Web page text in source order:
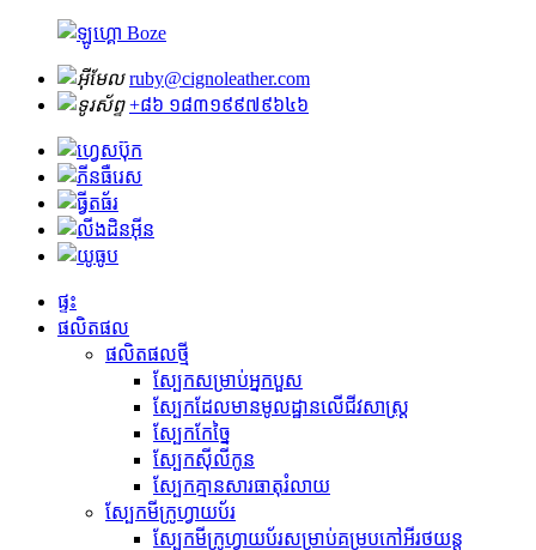
ruby@cignoleather.com
+៨៦ ១៨៣១៩៩៧៩៦៤៦
ផ្ទះ
ផលិតផល
ផលិតផលថ្មី
ស្បែកសម្រាប់អ្នកបួស
ស្បែក​ដែល​មាន​មូលដ្ឋាន​លើ​ជីវសាស្ត្រ
ស្បែកកែច្នៃ
ស្បែកស៊ីលីកូន
ស្បែកគ្មានសារធាតុរំលាយ
ស្បែកមីក្រូហ្វាយប័រ
ស្បែកមីក្រូហ្វាយប័រសម្រាប់គម្របកៅអីរថយន្ត